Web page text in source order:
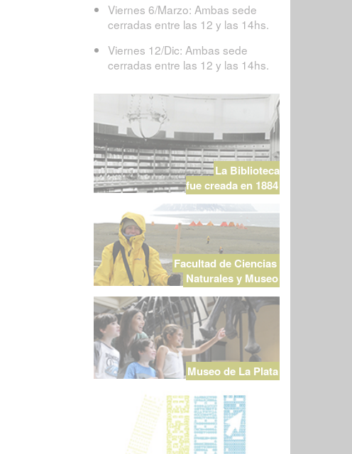
Viernes 6/Marzo: Ambas sede
cerradas entre las 12 y las 14hs.
Viernes 12/Dic: Ambas sede
cerradas entre las 12 y las 14hs.
La Biblioteca
fue creada en 1884
Facultad de Ciencias
Naturales y Museo
Museo de La Plata